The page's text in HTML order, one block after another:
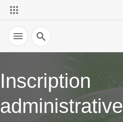
Recherche
Inscription
administrative